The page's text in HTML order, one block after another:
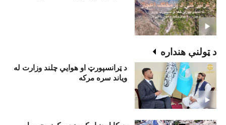
د ټولنې هنداره
د ټرانسپورټ او هوايي چلند وزارت له
وياند سره مرکه